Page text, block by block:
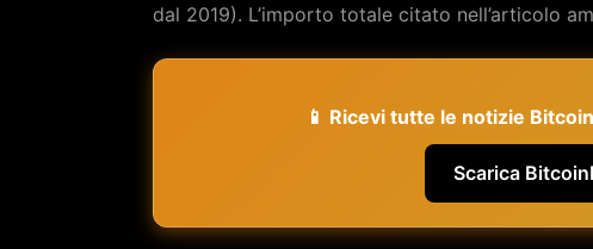
dal 2019). L’importo totale citato nell’articolo
📱 Ricevi tutte le notizie
Scarica